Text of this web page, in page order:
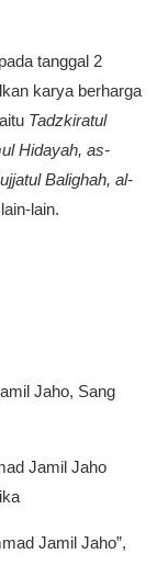
tanggal 2
karya berharga
Tadzkiratul
Hidayah, as-
Balighah, al-
lain.
Jaho, Sang
Jamil Jaho
Jamil Jaho”,